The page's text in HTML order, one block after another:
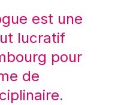
est une
lucratif
pour
de